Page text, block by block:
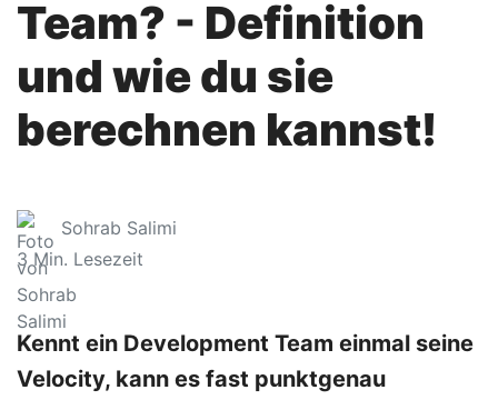
Team? - Definition
und wie du sie
berechnen kannst!
Sohrab Salimi
3Min. Lesezeit
Kennt ein Development Team einmal seine
Velocity, kann es fast punktgenau